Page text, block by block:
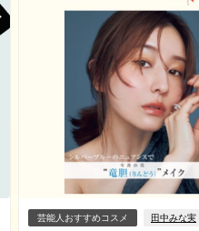
芸能人おすすめコスメ 田中みな実